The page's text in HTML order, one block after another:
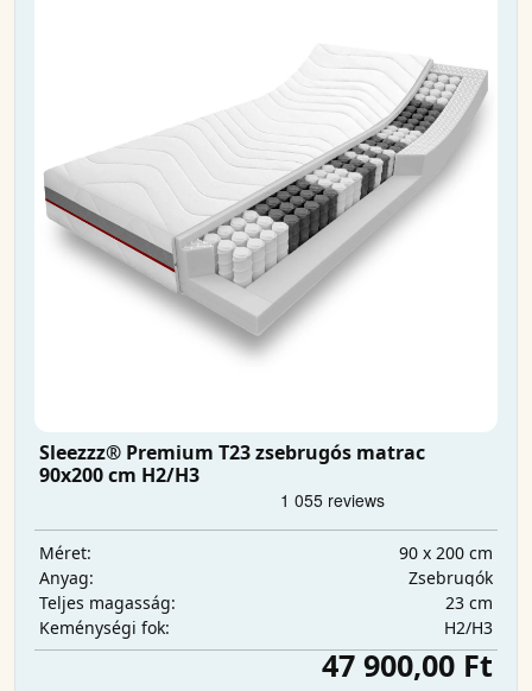
Sleezzz® Premium T23 zsebrugós matrac
90x200 cm H2/H3
Méret:
90 x 200 cm
Anyag:
Zsebrugók
Teljes magasság:
23 cm
Keménységi fok:
H2/H3
47 900,00 Ft